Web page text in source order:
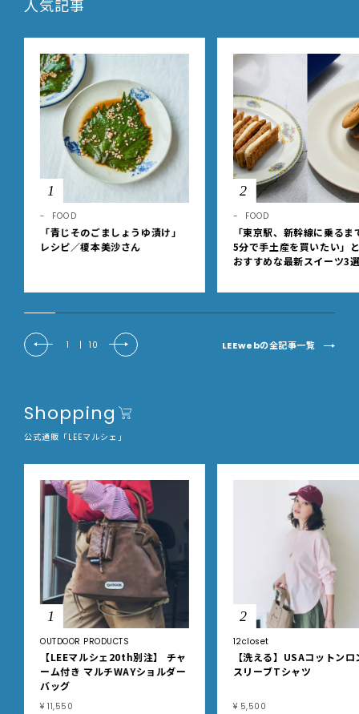
人気記事
1
FOOD
「青じそのごましょうゆ漬け」
レシピ／榎本美沙さん
2
FOOD
「東京駅、新幹線に乗るま
5分で手土産を買いたい」
おすすめな最新スイーツ3
1 | 10 LEEwebの全記事一覧
Shopping
公式通販「LEEマルシェ」
1
OUTDOOR PRODUCTS
【LEEマルシェ20th別注】 チャ
ーム付き マルチWAYショルダー
バッグ
¥ 11,550
2
12closet
【洗える】USAコットンロ
スリーブTシャツ
¥ 5,500